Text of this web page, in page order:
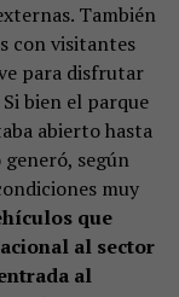
También
con visitantes
para disfrutar
bien el parque
abierto hasta
generó, según
muy
que
al sector
al